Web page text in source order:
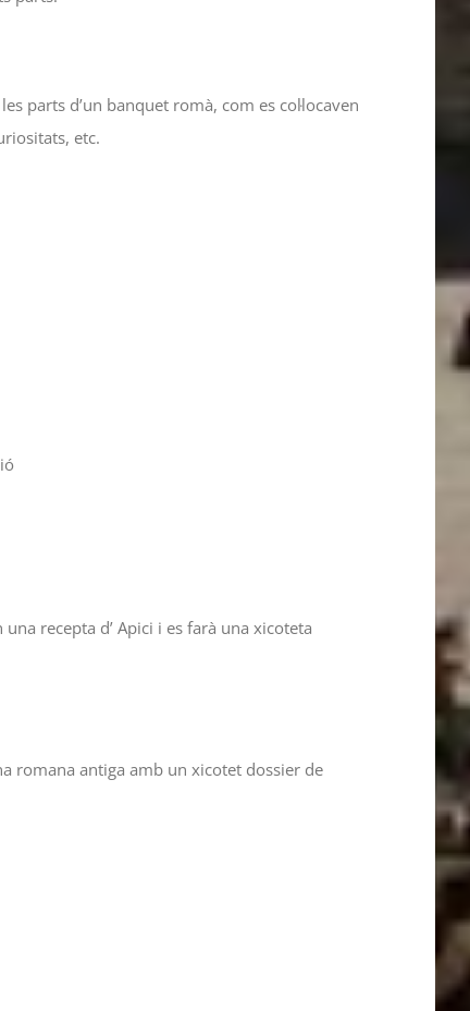
parts d’un banquet romà, com es col·locaven
etc.
recepta d’ Apici i es farà una xicoteta
romana antiga amb un xicotet dossier de